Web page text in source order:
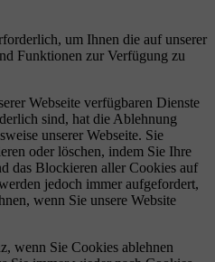
um Ihnen die auf unserer
Funktionen zur Verfügung zu
Webseite verfügbaren Dienste
sind, hat die Ablehnung
unserer Webseite. Sie
oder löschen, indem Sie Ihre
das Blockieren aller Cookies auf
jedoch immer aufgefordert,
wenn Sie unsere Website
wenn Sie Cookies ablehnen